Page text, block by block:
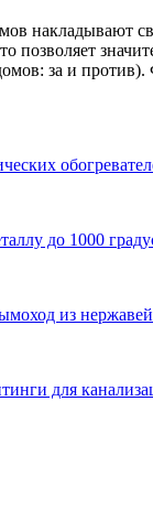
накладывают
позволяет
за и
до 1000
из
для